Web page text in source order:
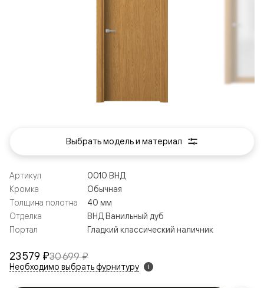
23 579 ₽30 699 ₽
Необходимо выбрать фурнитуру i
Артикул
0010 ВНД
Кромка
Обычная
Толщина полотна
40 мм
Отделка
ВНД Ванильный дуб
Портал
Гладкий классический наличник
Выбрать модель и материал